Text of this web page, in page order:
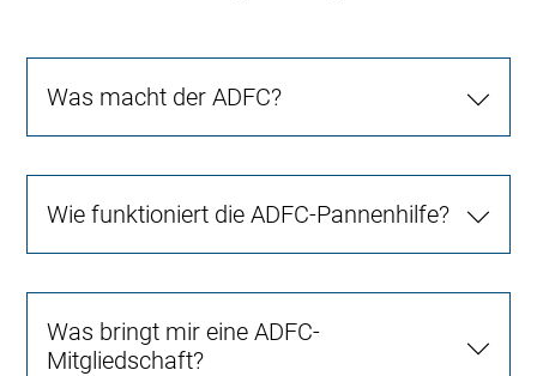
Was macht der ADFC?
Wie funktioniert die ADFC-Pannenhilfe?
Was bringt mir eine ADFC-
Mitgliedschaft?